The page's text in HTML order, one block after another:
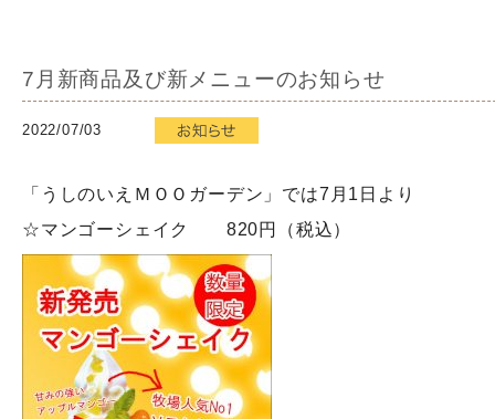
7月新商品及び新メニューのお知らせ
2022/07/03
「うしのいえＭＯＯガーデン」では7月1日より
☆マンゴーシェイク 820円（税込）